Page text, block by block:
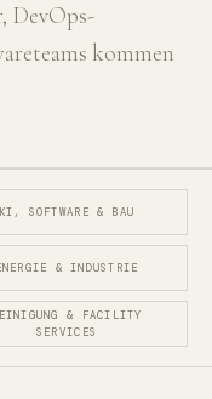
DevOps-
kommen
KI, SOFTWARE & BAU
& INDUSTRIE
& FACILITY
SERVICES